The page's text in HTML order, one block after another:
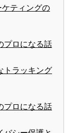
ティングの
プロになる話
トラッキング
プロになる話